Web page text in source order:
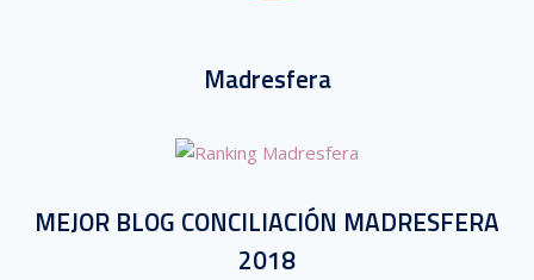
Madresfera
MEJOR BLOG CONCILIACIÓN MADRESFERA
2018